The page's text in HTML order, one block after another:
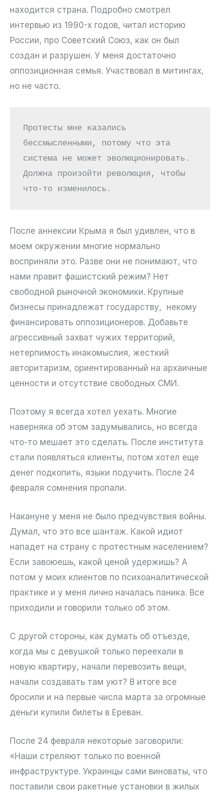
находится страна. Подробно смотрел
интервью из 1990-х годов, читал историю
России, про Советский Союз, как он был
создан и разрушен. У меня достаточно
оппозиционная семья. Участвовал в митингах,
но не часто.
Протесты мне казались
бессмысленными, потому что эта
система не может эволюционировать.
Должна произойти революция, чтобы
что-то изменилось.
После аннексии Крыма я был удивлен, что в
моем окружении многие нормально
восприняли это. Разве они не понимают, что
нами правит фашистский режим? Нет
свободной рыночной экономики. Крупные
бизнесы принадлежат государству, некому
финансировать оппозиционеров. Добавьте
агрессивный захват чужих территорий,
нетерпимость инакомыслия, жесткий
авторитаризм, ориентированный на архаичные
ценности и отсутствие свободных СМИ.
Поэтому я всегда хотел уехать. Многие
наверняка об этом задумывались, но всегда
что-то мешает это сделать. После института
стали появляться клиенты, потом хотел еще
денег подкопить, языки подучить. После 24
февраля сомнения пропали.
Накануне у меня не было предчувствия войны.
Думал, что это все шантаж. Какой идиот
нападет на страну с протестным населением?
Если завоюешь, какой ценой удержишь? А
потом у моих клиентов по психоаналитической
практике и у меня лично началась паника. Все
приходили и говорили только об этом.
С другой стороны, как думать об отъезде,
когда мы с девушкой только переехали в
новую квартиру, начали перевозить вещи,
начали создавать там уют? В итоге все
бросили и на первые числа марта за огромные
деньги купили билеты в Ереван.
После 24 февраля некоторые заговорили:
«Наши стреляют только по военной
инфраструктуре. Украинцы сами виноваты, что
поставили свои ракетные установки в жилых